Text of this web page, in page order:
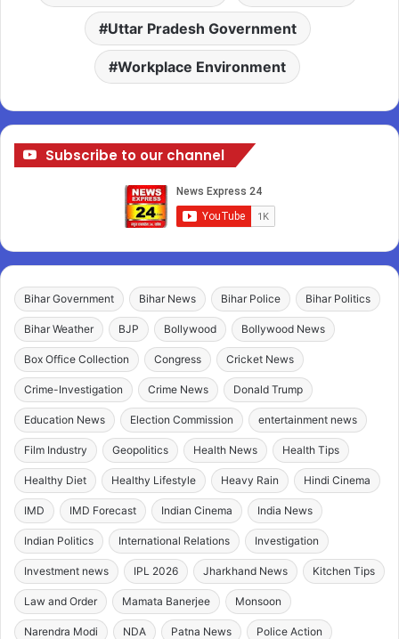
Uttar Pradesh Government
Workplace Environment
Subscribe to our channel
Bihar Government Bihar News Bihar Police Bihar Politics
Bihar Weather BJP Bollywood Bollywood News
Box Office Collection Congress Cricket News
Crime-Investigation Crime News Donald Trump
Education News Election Commission entertainment news
Film Industry Geopolitics Health News Health Tips
Healthy Diet Healthy Lifestyle Heavy Rain Hindi Cinema
IMD IMD Forecast Indian Cinema India News
Indian Politics International Relations Investigation
Investment news IPL 2026 Jharkhand News Kitchen Tips
Law and Order Mamata Banerjee Monsoon
Narendra Modi NDA Patna News Police Action